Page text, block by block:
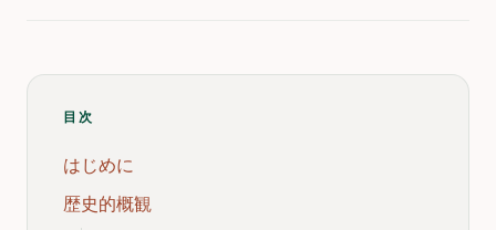
目次
はじめに
歴史的概観